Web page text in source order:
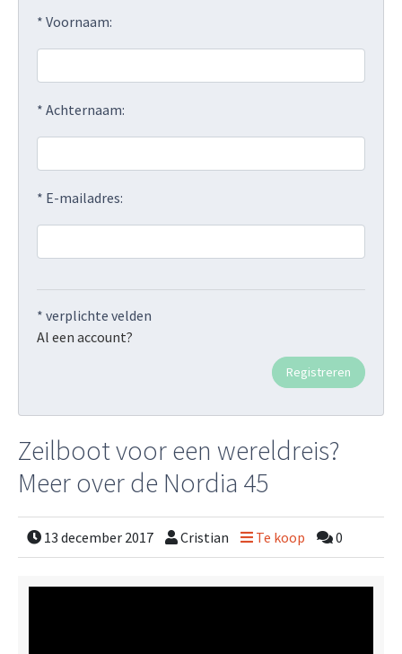
* Voornaam:
* Achternaam:
* E-mailadres:
* verplichte velden
Al een account?
Zeilboot voor een wereldreis?
Meer over de Nordia 45
13 december 2017 Cristian Te koop 0